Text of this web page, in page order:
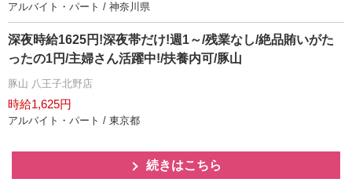
アルバイト・パート / 神奈川県
深夜時給1625円!深夜帯だけ!週1～/残業なし/絶品賄いがた
ったの1円/主婦さん活躍中!/扶養内可/豚山
豚山 八王子北野店
時給1,625円
アルバイト・パート / 東京都
続きはこちら